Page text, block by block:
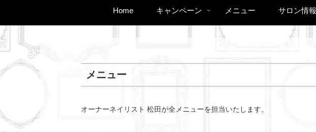
Home キャンペーン メニュー サロン情報
メニュー
オーナーネイリスト 松田が全メニューを担当いたします。